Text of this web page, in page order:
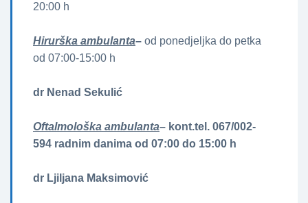
20:00 h
Hirurška ambulanta– od ponedjeljka do petka
od 07:00-15:00 h
dr Nenad Sekulić
Oftalmološka ambulanta– kont.tel. 067/002-
594 radnim danima od 07:00 do 15:00 h
dr Ljiljana Maksimović